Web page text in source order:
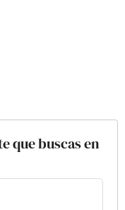
que buscas en